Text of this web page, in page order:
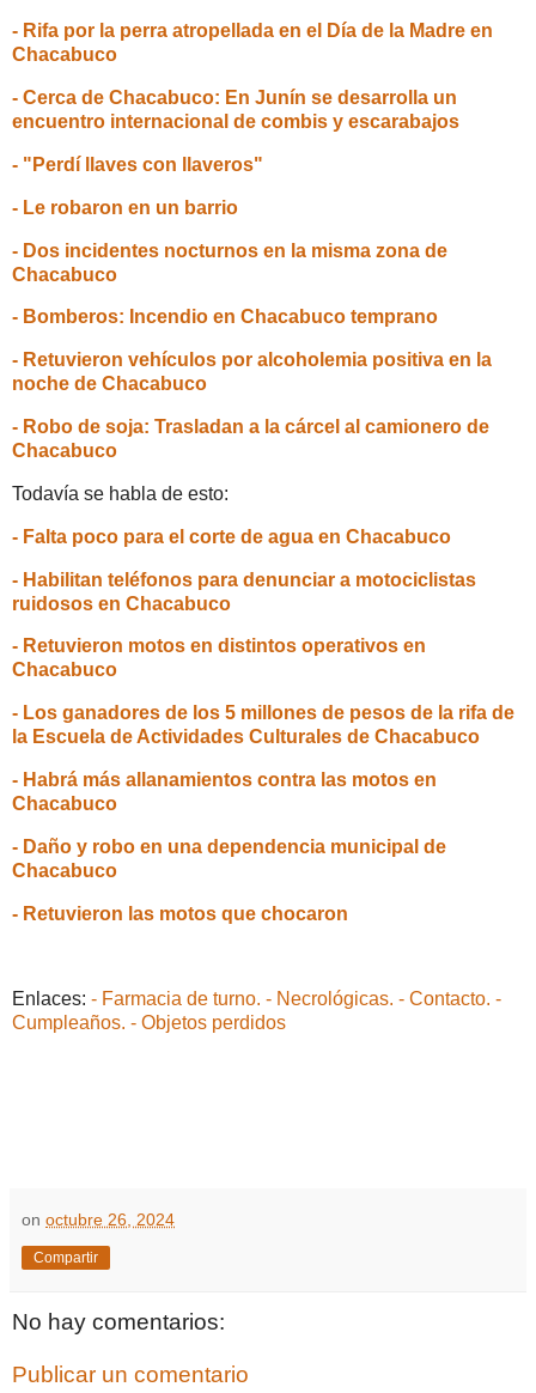
- Rifa por la perra atropellada en el Día de la Madre en
Chacabuco
- Cerca de Chacabuco: En Junín se desarrolla un
encuentro internacional de combis y escarabajos
- "Perdí llaves con llaveros"
- Le robaron en un barrio
- Dos incidentes nocturnos en la misma zona de
Chacabuco
- Bomberos: Incendio en Chacabuco temprano
- Retuvieron vehículos por alcoholemia positiva en la
noche de Chacabuco
- Robo de soja: Trasladan a la cárcel al camionero de
Chacabuco
Todavía se habla de esto:
- Falta poco para el corte de agua en Chacabuco
- Habilitan teléfonos para denunciar a motociclistas
ruidosos en Chacabuco
- Retuvieron motos en distintos operativos en
Chacabuco
- Los ganadores de los 5 millones de pesos de la rifa de
la Escuela de Actividades Culturales de Chacabuco
- Habrá más allanamientos contra las motos en
Chacabuco
- Daño y robo en una dependencia municipal de
Chacabuco
- Retuvieron las motos que chocaron
Enlaces: - Farmacia de turno. - Necrológicas. - Contacto. -
Cumpleaños. - Objetos perdidos
on octubre 26, 2024
Compartir
No hay comentarios:
Publicar un comentario